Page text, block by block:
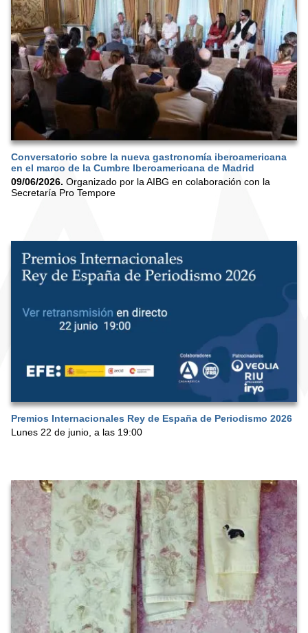
Conversatorio sobre la nueva gastronomía iberoamericana
en el marco de la Cumbre Iberoamericana de Madrid
09/06/2026. Organizado por la AIBG en colaboración con la
Secretaría Pro Tempore
Premios Internacionales Rey de España de Periodismo 2026
Lunes 22 de junio, a las 19:00